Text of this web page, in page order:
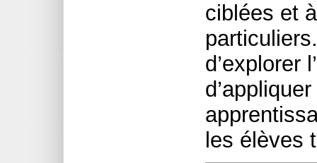
ciblées et
d’explorer
les élèves